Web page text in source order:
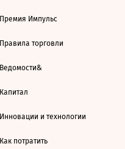
Премия Импульс
Правила торговли
Ведомости&
Капитал
Инновации и технологии
Как потратить